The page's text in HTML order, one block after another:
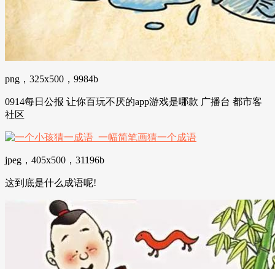
png，325x500，9984b
0914每日公报 让你百玩不厌的app游戏是哪款 广播台 都市客
社区
jpeg，405x500，31196b
这到底是什么成语呢!